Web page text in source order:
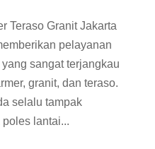
Teraso Granit Jakarta
pelayanan
sangat terjangkau
granit, dan teraso.
selalu tampak
lantai...